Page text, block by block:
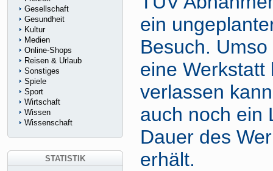
ein
Besuch.
eine Werkstatt
verlassen
auch noch ein
Dauer des
erhält.
Gesellschaft
Gesundheit
Kultur
Medien
Online-Shops
Reisen & Urlaub
Sonstiges
Spiele
Sport
Wirtschaft
Wissen
Wissenschaft
STATISTIK